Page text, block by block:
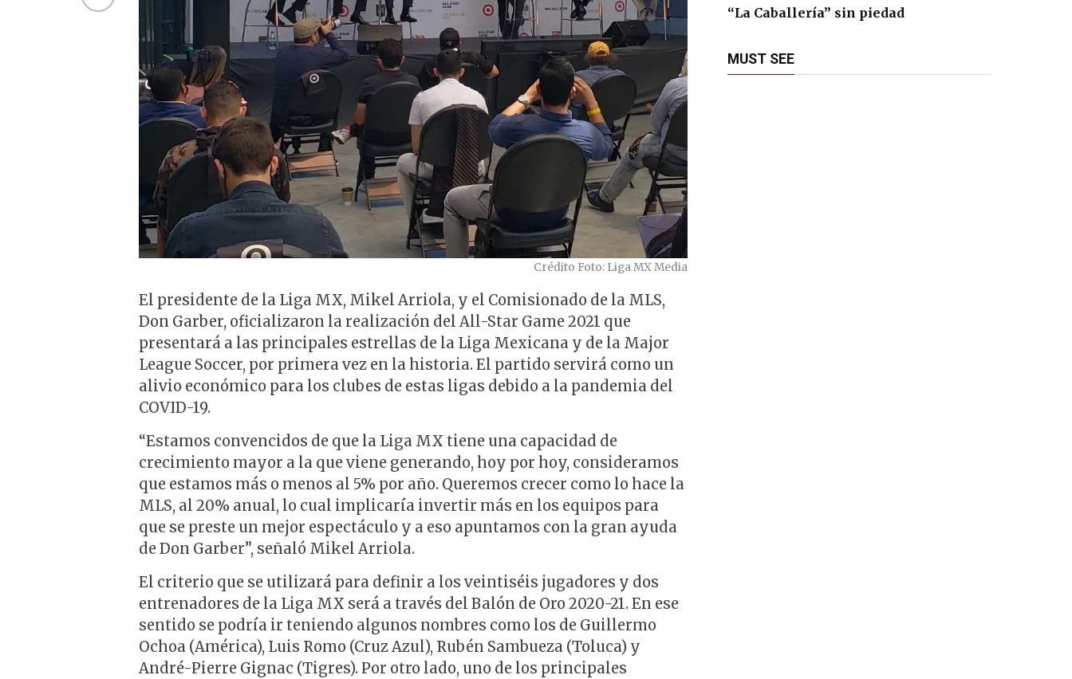
Crédito Foto: Liga MX Media
El presidente de la Liga MX, Mikel Arriola, y el Comisionado de la MLS,
Don Garber, oficializaron la realización del All-Star Game 2021 que
presentará a las principales estrellas de la Liga Mexicana y de la Major
League Soccer, por primera vez en la historia. El partido servirá como un
alivio económico para los clubes de estas ligas debido a la pandemia del
COVID-19.
“Estamos convencidos de que la Liga MX tiene una capacidad de
crecimiento mayor a la que viene generando, hoy por hoy, consideramos
que estamos más o menos al 5% por año. Queremos crecer como lo hace la
MLS, al 20% anual, lo cual implicaría invertir más en los equipos para
que se preste un mejor espectáculo y a eso apuntamos con la gran ayuda
de Don Garber”, señaló Mikel Arriola.
El criterio que se utilizará para definir a los veintiséis jugadores y dos
entrenadores de la Liga MX será a través del Balón de Oro 2020-21. En ese
sentido se podría ir teniendo algunos nombres como los de Guillermo
Ochoa (América), Luis Romo (Cruz Azul), Rubén Sambueza (Toluca) y
André-Pierre Gignac (Tigres). Por otro lado, uno de los principales
“La Caballería” sin piedad
MUST SEE